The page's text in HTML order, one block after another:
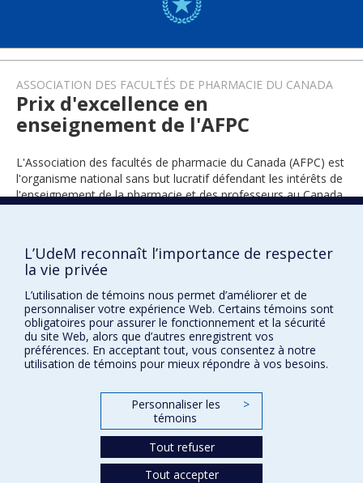
ASSOCIATION DES FACULTÉS DE PHARMACIE DU CANADA
Prix d'excellence en
enseignement de l'AFPC
L'Association des facultés de pharmacie du Canada (AFPC) est
l'organisme national sans but lucratif défendant les intérêts de
l'enseignement de la pharmacie et des professeurs au Canada.
2004
L’UdeM reconnaît l’importance de respecter
la vie privée
L’utilisation de témoins nous permet d’améliorer et de
personnaliser votre expérience Web. Certains témoins sont
obligatoires pour assurer le fonctionnement et la sécurité
du site Web, alors que d’autres enregistrent vos
préférences. En acceptant tout, vous consentez à notre
utilisation de témoins pour mieux répondre à vos besoins.
Personnaliser les
témoins
>
Tout refuser
Tout accepter